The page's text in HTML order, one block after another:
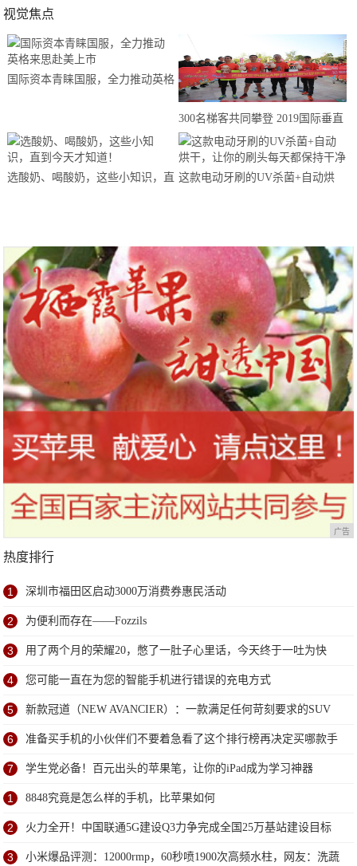
视觉焦点
国际资本青睐国服，全力推动英格
300名梯客共同攀登 2019国际垂直
马拉松超级精英赛顺德海骏达中心
站欢乐开跑
选酸奶、喝酸奶，这些小知识，直 这款电动牙刷的UV杀菌+自动烘
广告
热度排行
1 深圳市福田区启动3000万消费券惠民活动
2 为便利而存在——Fozzils
3 用了两个月的荣耀20，憋了一肚子心里话，今天终于一吐为快
4 您可能一直在为您的智能手机进行错误的充电方式
5 新款冠道（NEW AVANCIER）：一款满足任何苛刻要求的SUV
6 准备买手机的小伙伴们不要着急看了这个排行榜再决定买哪款手
机吧
7 学生党必备！百元出头的苹果笔，让你的iPad成为学习神器
1 8848究竟是怎么样的手机，比苹果如何
2 火力全开！中国联通5G建设Q3力争完成全国25万基站建设目标
3 小米爆品评测：12000rmp，60秒喷1900次高频水柱，网友：洗蔬